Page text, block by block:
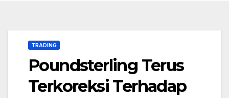
TRADING
Poundsterling Terus
Terkoreksi Terhadap